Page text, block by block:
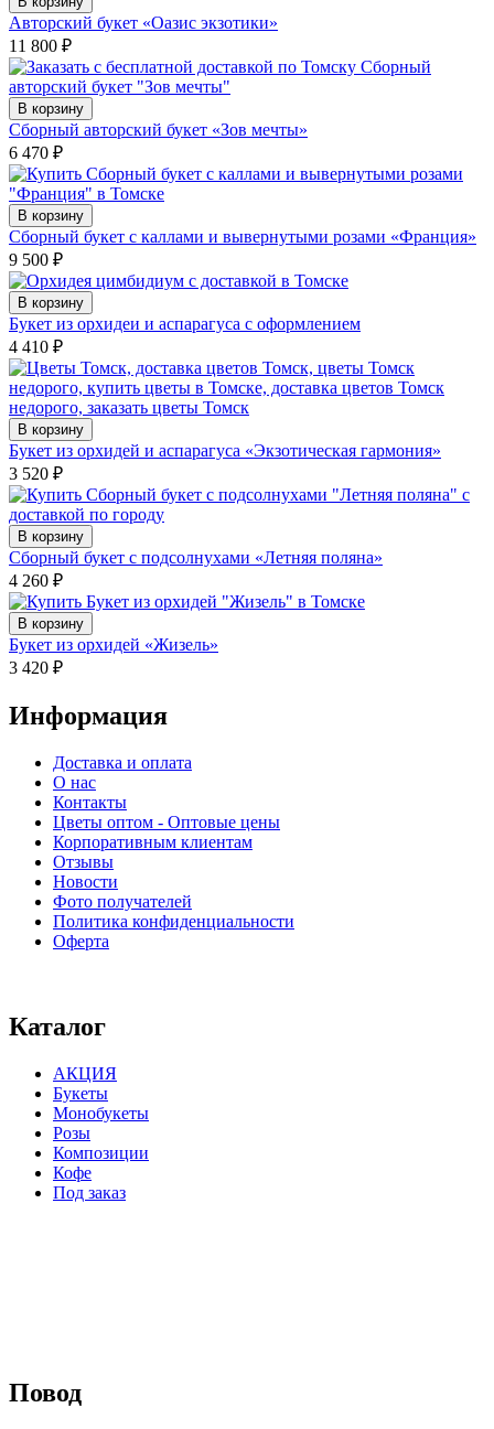
Авторский букет «Оазис экзотики»
11 800 ₽
В корзину
Сборный авторский букет «Зов мечты»
6 470 ₽
В корзину
Сборный букет с каллами и вывернутыми розами «Франция»
9 500 ₽
В корзину
Букет из орхидеи и аспарагуса с оформлением
4 410 ₽
В корзину
Букет из орхидей и аспарагуса «Экзотическая гармония»
3 520 ₽
В корзину
Сборный букет с подсолнухами «Летняя поляна»
4 260 ₽
В корзину
Букет из орхидей «Жизель»
3 420 ₽
Информация
Доставка и оплата
О нас
Контакты
Цветы оптом - Оптовые цены
Корпоративным клиентам
Отзывы
Новости
Фото получателей
Политика конфиденциальности
Оферта
Каталог
АКЦИЯ
Букеты
Монобукеты
Розы
Композиции
Кофе
Под заказ
Повод